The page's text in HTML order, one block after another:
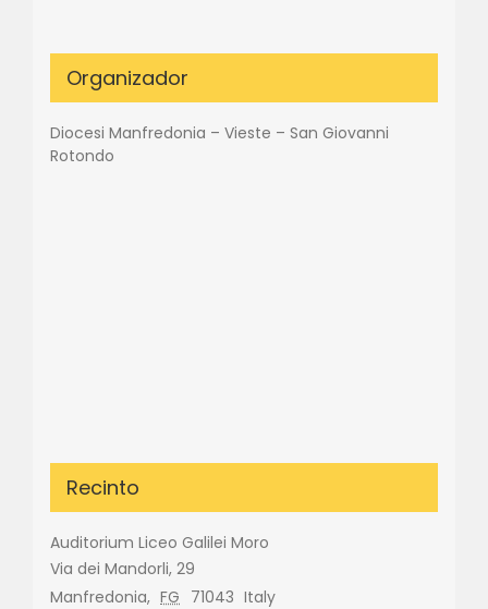
Organizador
Diocesi Manfredonia – Vieste – San Giovanni
Rotondo
Recinto
Auditorium Liceo Galilei Moro
Via dei Mandorli, 29
Manfredonia, FG 71043 Italy